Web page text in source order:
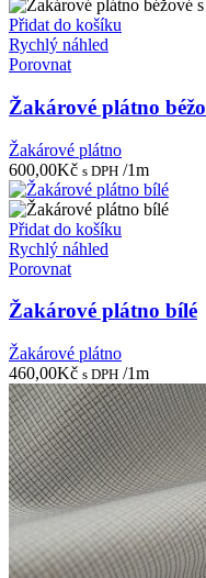
Přidat do košíku
Rychlý náhled
Porovnat
Žakárové plátno
Žakárové plátno
600,00Kč s DPH /1m
Přidat do košíku
Rychlý náhled
Porovnat
Žakárové plátno bílé
Žakárové plátno
460,00Kč s DPH /1m